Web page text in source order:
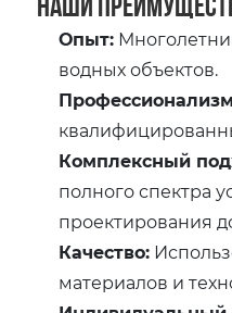
Опыт:
водных объектов.
Комплексный
полного спектра
проектирования
Качество:
материалов и